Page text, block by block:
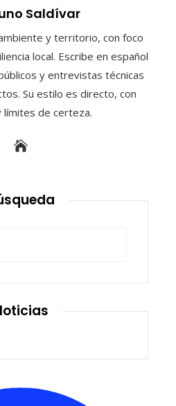
Saldívar
y territorio, con foco
local. Escribe en español
y entrevistas técnicas
Su estilo es directo, con
de certeza.